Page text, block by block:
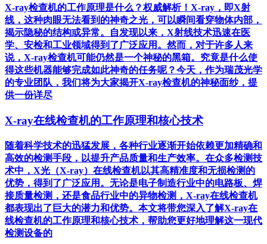
X-ray检查机的工作原理是什么？权威解析！X-ray，即X射
线，这种肉眼无法看到的神奇之光，可以瞬间看穿物体内部，
揭示隐秘的结构或异常。自发现以来，X射线技术迅速在医
学、安检和工业领域得到了广泛应用。然而，对于许多人来
说，X-ray检查机可能仍然是一个神秘的黑箱。究竟是什么使
得这些机器能够完成如此神奇的任务呢？今天，作为瑞茂光学
的专业团队，我们将为大家揭开X-ray检查机的神秘面纱，提
供一份详尽
X-ray在线检查机的工作原理和核心技术
随着科学技术的迅猛发展，各种行业逐渐开始依赖更加精确和
高效的检测手段，以提升产品质量和生产效率。在众多检测技
术中，X光（X-ray）在线检查机以其高精准度和无损检测的
优势，得到了广泛应用。无论是电子制造行业中的电路板、焊
接质量检测，还是食品行业中的异物检测，X-ray在线检查机
都表现出了巨大的潜力和优势。本文将带您深入了解X-ray在
线检查机的工作原理和核心技术，帮助您更好地理解这一现代
检测设备的